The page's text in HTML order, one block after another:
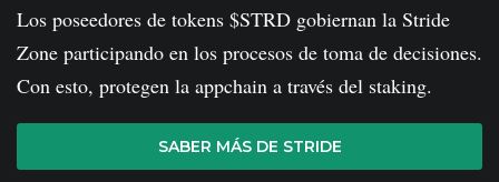
Los poseedores de tokens $STRD gobiernan la Stride
Zone participando en los procesos de toma de decisiones.
Con esto, protegen la appchain a través del staking.
SABER MÁS DE STRIDE